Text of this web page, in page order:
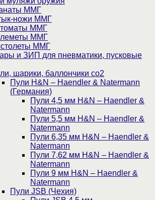
ММГ
ножи ММГ
ММГ
ММГ
ММГ
и ЗИП для пневматики, пусковые
шарики, баллончики со2
Пули H&N – Haendler & Natermann
(Германия)
Пули 4,5 мм H&N – Haendler &
Natermann
Пули 5,5 мм H&N – Haendler &
Natermann
Пули 6,35 мм H&N – Haendler &
Natermann
Пули 7,62 мм H&N – Haendler &
Natermann
Пули 9 мм H&N – Haendler &
Natermann
Пули JSB (Чехия)